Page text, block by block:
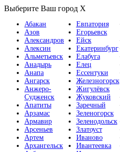
Выберите Ваш город X
Абакан
Азов
Александров
Алексин
Альметьевск
Анадырь
Анапа
Ангарск
Анжеро-
Судженск
Апатиты
Арзамас
Армавир
Арсеньев
Артем
Архангельск
Евпатория
Егорьевск
Ейск
Екатеринбург
Елабуга
Елец
Ессентуки
Железногорск
Жигулёвск
Жуковский
Заречный
Зеленогорск
Зеленодольск
Златоуст
Иваново
Ивантеевка